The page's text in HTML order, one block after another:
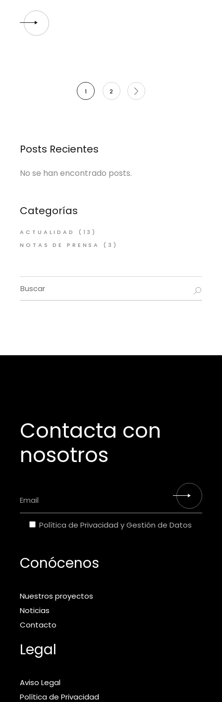
Paginación
1 2
Posts Recientes
No se han encontrado posts.
Categorías
ACTUALIDAD
(13)
NOTAS DE PRENSA
(3)
Buscar
por:
Contacta con
nosotros
Política de Privacidad y Gestión de Datos
Conócenos
Nuestros proyectos
Noticias
Contacto
Legal
Aviso Legal
Política de Privacidad